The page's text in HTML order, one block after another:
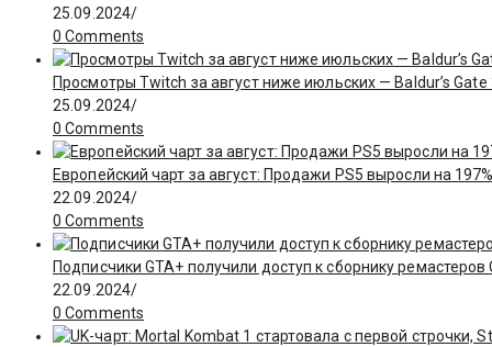
25.09.2024/
0 Comments
Просмотры Twitch за август ниже июльских — Baldur’s
25.09.2024/
0 Comments
Европейский чарт за август: Продажи PS5 выросли на
22.09.2024/
0 Comments
Подписчики GTA+ получили доступ к сборнику ремастеров
22.09.2024/
0 Comments